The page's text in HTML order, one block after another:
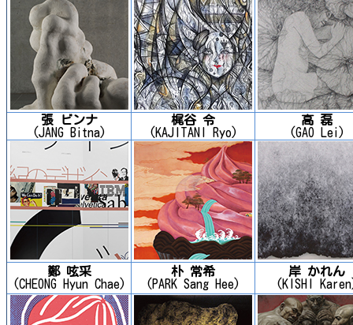
張 ビンナ
(JANG Bitna)
梶谷 令
(KAJITANI Ryo)
高 磊
(GAO Lei)
鄭 呟采
(CHEONG Hyun Chae)
朴 常希
(PARK Sang Hee)
岸 かれん
(KISHI